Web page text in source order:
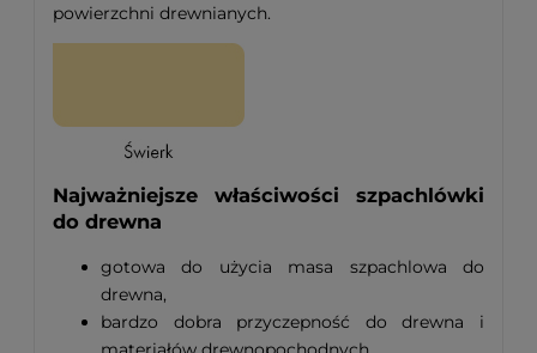
powierzchni drewnianych.
Najważniejsze właściwości szpachlówki
do drewna
gotowa do użycia masa szpachlowa do
drewna,
bardzo dobra przyczepność do drewna i